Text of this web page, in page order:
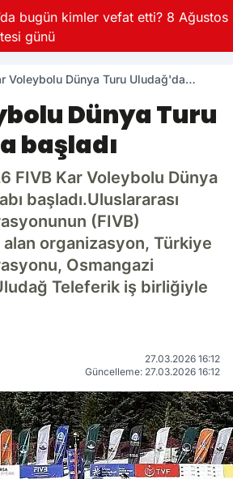
bugün kimler vefat etti? 8 Ağustos
günü
Voleybolu Dünya Turu Uludağ'da
Dünya Turu
başladı
FIVB Kar Voleybolu Dünya
başladı.Uluslararası
(FIVB)
organizasyon, Türkiye
Osmangazi
Teleferik iş birliğiyle
27.03.2026 16:12
Güncelleme: 27.03.2026 16:12